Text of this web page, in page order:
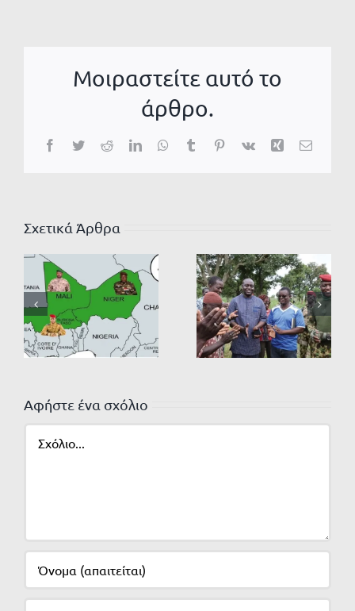
Μοιραστείτε αυτό το
άρθρο.
Facebook
TwitterRedditLinkedInWhatsApp
TumblrPinterest
Vk Xing Email
Σχετικά Άρθρα
Αφήστε ένα σχόλιο